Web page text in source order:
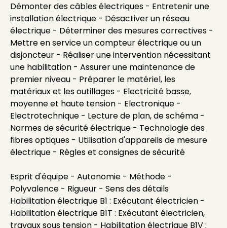
Démonter des câbles électriques - Entretenir une
installation électrique - Désactiver un réseau
électrique - Déterminer des mesures correctives -
Mettre en service un compteur électrique ou un
disjoncteur - Réaliser une intervention nécessitant
une habilitation - Assurer une maintenance de
premier niveau - Préparer le matériel, les
matériaux et les outillages - Electricité basse,
moyenne et haute tension - Electronique -
Electrotechnique - Lecture de plan, de schéma -
Normes de sécurité électrique - Technologie des
fibres optiques - Utilisation d'appareils de mesure
électrique - Règles et consignes de sécurité
Esprit d'équipe - Autonomie - Méthode -
Polyvalence - Rigueur - Sens des détails
Habilitation électrique B1 : Exécutant électricien -
Habilitation électrique B1T : Exécutant électricien,
travaux sous tension - Habilitation électrique B1V :